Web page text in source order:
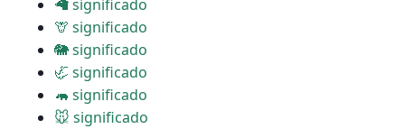
🦙 significado
🦒 significado
🐘 significado
🦏 significado
🦛 significado
🐭 significado